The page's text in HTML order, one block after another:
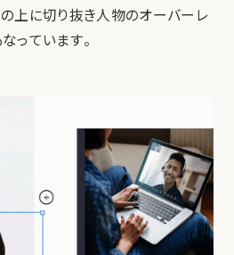
上に切り抜き人物のオーバーレ
っています。